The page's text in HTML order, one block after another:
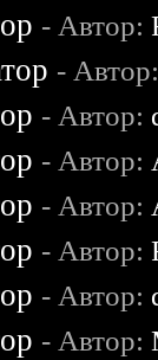
- Автор:
-
- Автор:
- Автор:
- Автор:
- Автор:
- Автор:
- Автор: